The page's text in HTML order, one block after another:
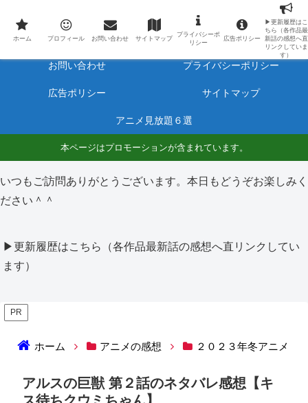
最新アニメのあらすじと感想をネタバレ有りで毎日更新しています。
ホーム プロフィール
お問い合わせ プライバシーポリシー
広告ポリシー サイトマップ
アニメ見放題６選
本ページはプロモーションが含まれています。
いつもご訪問ありがとうございます。本日もどうぞお楽しみく
ださい＾＾
▶更新履歴はこちら（各作品最新話の感想へ直リンクしてい
ます）
PR
ホーム アニメの感想 ２０２３年冬アニメ
アルスの巨獣 第２話のネタバレ感想【キ
ホーム プロフィール お問い合わせ サイトマップ
プライバシーポ
リシー
広告ポリシー
▶更新履歴はこ
ちら（各作品最
新話の感想へ直
リンクしていま
す）